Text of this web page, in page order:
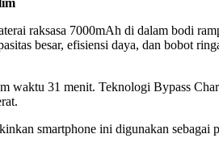
raksasa 7000mAh di dalam bodi
besar, efisiensi daya, dan bobot
waktu 31 menit. Teknologi Bypass
smartphone ini digunakan sebagai